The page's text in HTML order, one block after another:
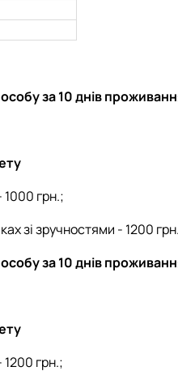
особу за 10 днів
1000 грн.;
зі зручностями - 1200 грн.
за 10 днів
грн.;